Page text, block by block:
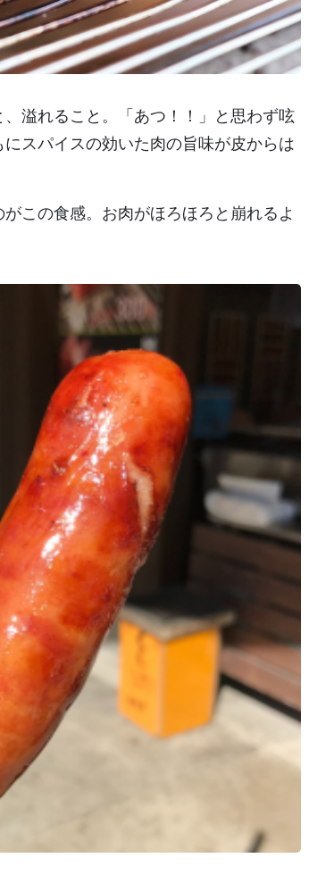
溢れること。「あつ！！」と思わず呟
スパイスの効いた肉の旨味が皮からは
この食感。お肉がほろほろと崩れるよ